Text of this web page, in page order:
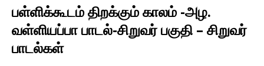
பள்ளிக்கூடம் திறக்கும் காலம் -அழ.
வள்ளியப்பா பாடல்-சிறுவர் பகுதி – சிறுவர்
பாடல்கள்